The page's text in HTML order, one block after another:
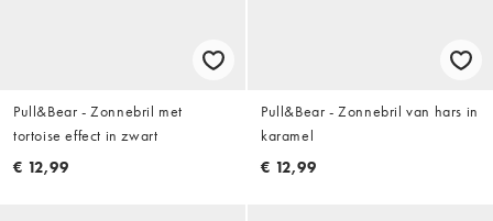
Pull&Bear - Zonnebril met
tortoise effect in zwart
€ 12,99
Pull&Bear - Zonnebril van hars in
karamel
€ 12,99